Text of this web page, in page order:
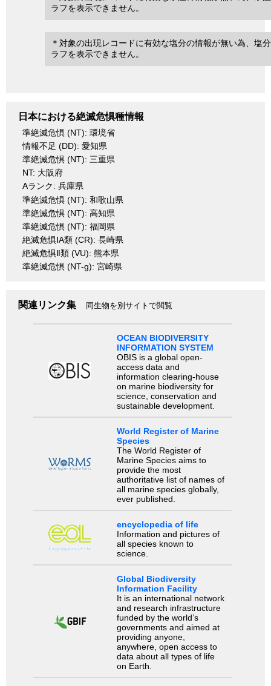
ラフを表示できません。
＊対象の出現レコードに有効な塩分の情報が無い為、塩
ラフを表示できません。
日本における絶滅危惧種情報
準絶滅危惧 (NT): 環境省
情報不足 (DD): 愛知県
準絶滅危惧 (NT): 三重県
NT: 大阪府
Aランク: 兵庫県
準絶滅危惧 (NT): 和歌山県
準絶滅危惧 (NT): 高知県
準絶滅危惧 (NT): 福岡県
絶滅危惧ⅠA類 (CR): 長崎県
絶滅危惧Ⅱ類 (VU): 熊本県
準絶滅危惧 (NT-g): 宮崎県
関連リンク集 同生物を別サイトで閲覧
OCEAN BIODIVERSITY
INFORMATION SYSTEM
OBIS is a global open-
access data and
information clearing-house
on marine biodiversity for
science, conservation and
sustainable development.
World Register of Marine
Species
The World Register of
Marine Species aims to
provide the most
authoritative list of names of
all marine species globally,
ever published.
encyclopedia of life
Information and pictures of
all species known to
science.
Global Biodiversity
Information Facility
It is an international network
and research infrastructure
funded by the world’s
governments and aimed at
providing anyone,
anywhere, open access to
data about all types of life
on Earth.